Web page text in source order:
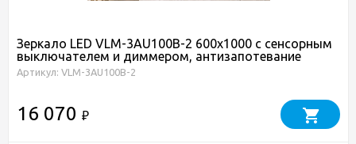
Зеркало LED VLM-3AU100B-2 600х1000 c сенсорным
выключателем и диммером, антизапотевание
Артикул: VLM-3AU100B-2
16 070 ₽